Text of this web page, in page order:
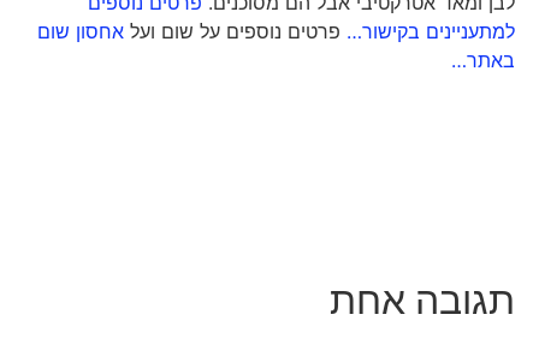
למתעניינים בקישור…פרטים נוספים על שום ועל אחסון שום
באתר…
תגובה אחת